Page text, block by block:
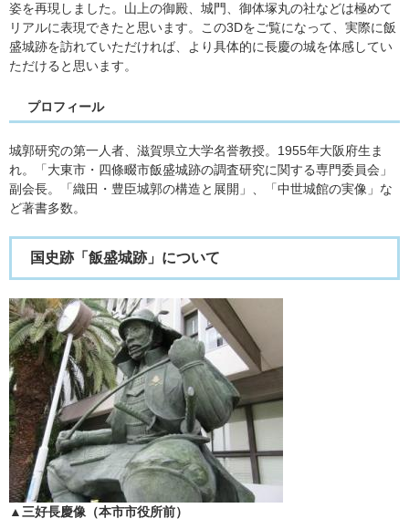
姿を再現しました。山上の御殿、城門、御体塚丸の社などは極めて
リアルに表現できたと思います。この3Dをご覧になって、実際に飯
盛城跡を訪れていただければ、より具体的に長慶の城を体感してい
ただけると思います。
プロフィール
城郭研究の第一人者、滋賀県立大学名誉教授。1955年大阪府生ま
れ。「大東市・四條畷市飯盛城跡の調査研究に関する専門委員会」
副会長。「織田・豊臣城郭の構造と展開」、「中世城館の実像」な
ど著書多数。
国史跡「飯盛城跡」について
▲三好長慶像（本市市役所前）